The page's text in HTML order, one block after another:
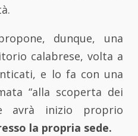
dunque, una
calabrese, volta a
e lo fa con una
“alla scoperta dei
avrà inizio proprio
la propria sede.